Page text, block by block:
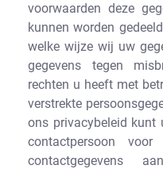
voorwaarden deze
kunnen worden
welke wijze wij uw
gegevens tegen
rechten u heeft met
verstrekte
ons privacybeleid kunt
contactpersoon
contactgegevens